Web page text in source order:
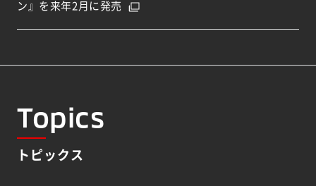
ン』を来年2月に発売
Topics
トピックス